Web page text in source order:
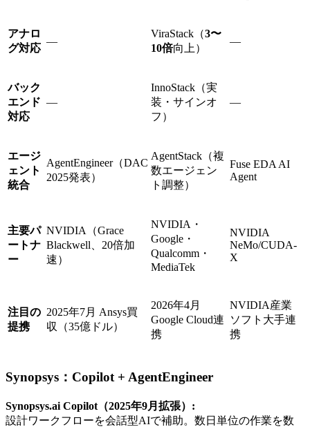
アナロ
グ対応
—
ViraStack（3〜
10倍向上）
—
バック
エンド
対応
—
InnoStack（実
装・サインオ
フ）
—
エージ
ェント
統合
AgentEngineer（DAC
2025発表）
AgentStack（複
数エージェン
ト調整）
Fuse EDA AI
Agent
主要パ
ートナ
ー
NVIDIA（Grace
Blackwell、20倍加
速）
NVIDIA・
Google・
Qualcomm・
MediaTek
NVIDIA
NeMo/CUDA-
X
注目の
提携
2025年7月 Ansys買
収（35億ドル）
2026年4月
Google Cloud連
携
NVIDIA産業
ソフト大手連
携
Synopsys：Copilot + AgentEngineer
Synopsys.ai Copilot（2025年9月拡張）:
設計ワークフローを会話型AIで補助。数日単位の作業を数